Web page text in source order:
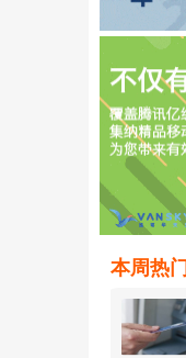
本周热